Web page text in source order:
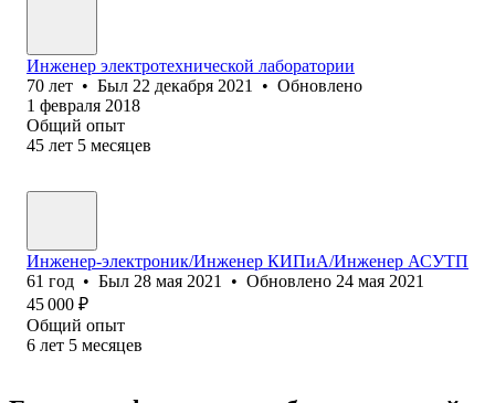
Инженер электротехнической лаборатории
70 лет • Был 22 декабря 2021 • Обновлено
1 февраля 2018
Общий опыт
45 лет 5 месяцев
Инженер-электроник/Инженер КИПиА/Инженер АСУТП
61 год • Был 28 мая 2021 • Обновлено 24 мая 2021
45 000 ₽
Общий опыт
6 лет 5 месяцев